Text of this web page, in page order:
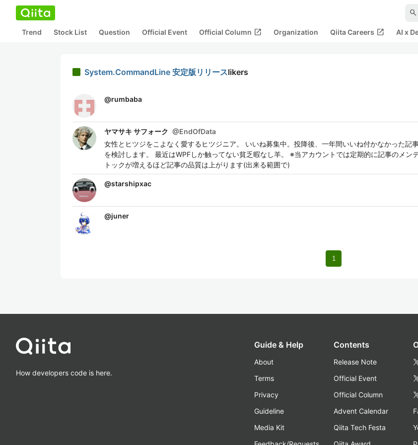
search
Trend Stock List Question Official Event Official Column open_in_new Organization Qiita Careers open_in_new AI x
System.CommandLine 安定版リリースlikers
@rumbaba
ヤマサキ サフォーク @EndOfData
女性とヒツジをこよなく愛するヒツジニア。 いいね募集中。投降後、一年間いいね付かなかった記
を検討します。 最近はWPFしか触ってない貧乏暇なし羊。 ※当アカウントでは定期的に記事のメン
トックが増えるほど記事の品質は上がります(出来る範囲で)
@starshipxac
@juner
1
How developers code is here.
Guide & Help
About
Terms
Privacy
Guideline
Media Kit
Contents
Release Note
Official Event
Official Column
Advent Calendar
Qiita Tech Festa